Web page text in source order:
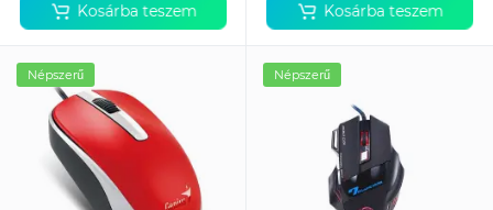
Kosárba teszem Kosárba teszem
Népszerű Népszerű